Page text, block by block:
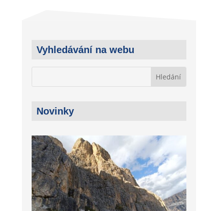
Vyhledávání na webu
Novinky